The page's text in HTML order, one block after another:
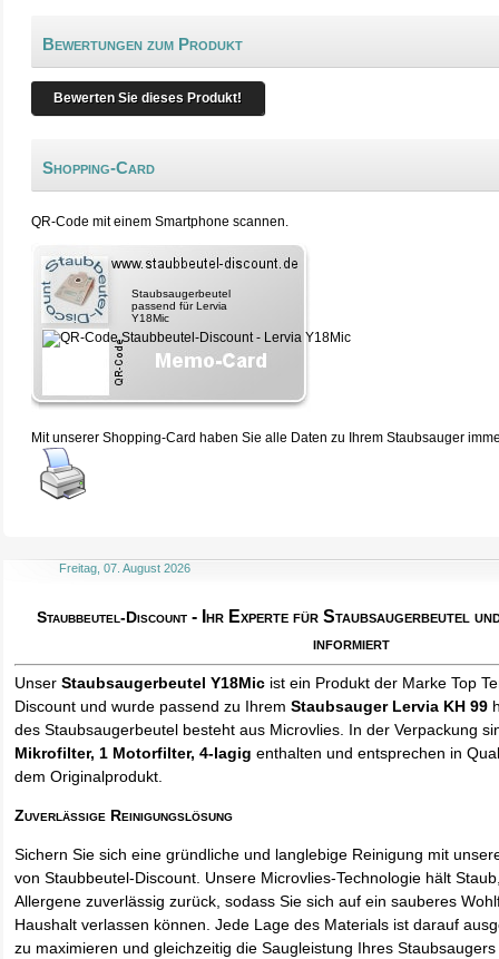
Bewertungen zum Produkt
Bewerten Sie dieses Produkt!
Shopping-Card
QR-Code mit einem Smartphone scannen.
Staubsaugerbeutel
passend für Lervia
Y18Mic
Mit unserer Shopping-Card haben Sie alle Daten zu Ihrem Staubsauger
Freitag, 07. August 2026
Staubbeutel-Discount - Ihr Experte für Staubsaugerbeutel
informiert
UnserStaubsaugerbeutel Y18Mic ist ein Produkt der Marke Top
Discount und wurde passend zu IhremStaubsauger Lervia KH 99
des Staubsaugerbeutel besteht aus Microvlies. In der Verpackung
Mikrofilter, 1 Motorfilter, 4-lagig enthalten und entsprechen in
dem Originalprodukt.
Zuverlässige Reinigungslösung
Sichern Sie sich eine gründliche und langlebige Reinigung mit
von Staubbeutel-Discount. Unsere Microvlies-Technologie hält
Allergene zuverlässig zurück, sodass Sie sich auf ein sauberes
Haushalt verlassen können. Jede Lage des Materials ist darauf
zu maximieren und gleichzeitig die Saugleistung Ihres